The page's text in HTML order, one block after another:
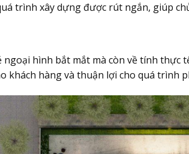
trình xây dựng được rút ngắn, giúp
hình bắt mắt mà còn về tính
khách hàng và thuận lợi cho quá trình